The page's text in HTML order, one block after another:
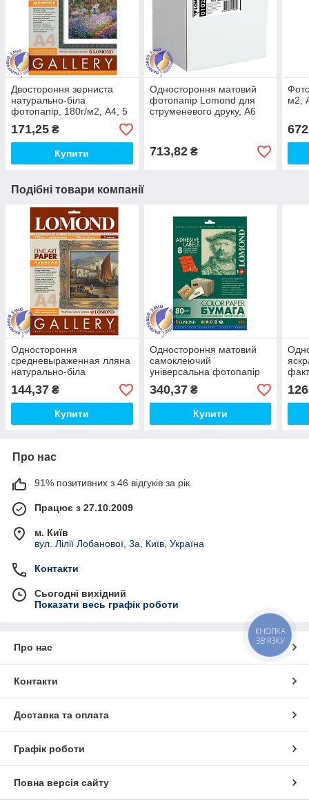
Двостороння зерниста
натурально-біла
фотопапір, 180г/м2, А4, 5
аркушів
171,25 ₴
Купити
Одностороння матовий
фотопапір Lomond для
струменевого друку, A6
713,82₴
м2,
672
Подібні товари компанії
Одностороння
средневыраженная лляна
натурально-біла
фотопапір, 170 г/м2, А4, 5
аркушів
144,37 ₴
Купити
Одностороння матовий
самоклеючий
універсальна фотопапір
на 8 поділок, А4, 80 г/м2,
50 аркушів
340,37₴
Купити
Про нас
91% позитивних з 46 відгуків за рік
Працює з 27.10.2009
м. Київ
вул. Лілії Лобанової, 3а, Київ, Україна
Контакти
Сьогодні вихідний
Показати весь графік роботи
Про нас
Контакти
Доставка та оплата
Графік роботи
Повна версія сайту
КНОПКА
ЗВ'ЯЗКУ